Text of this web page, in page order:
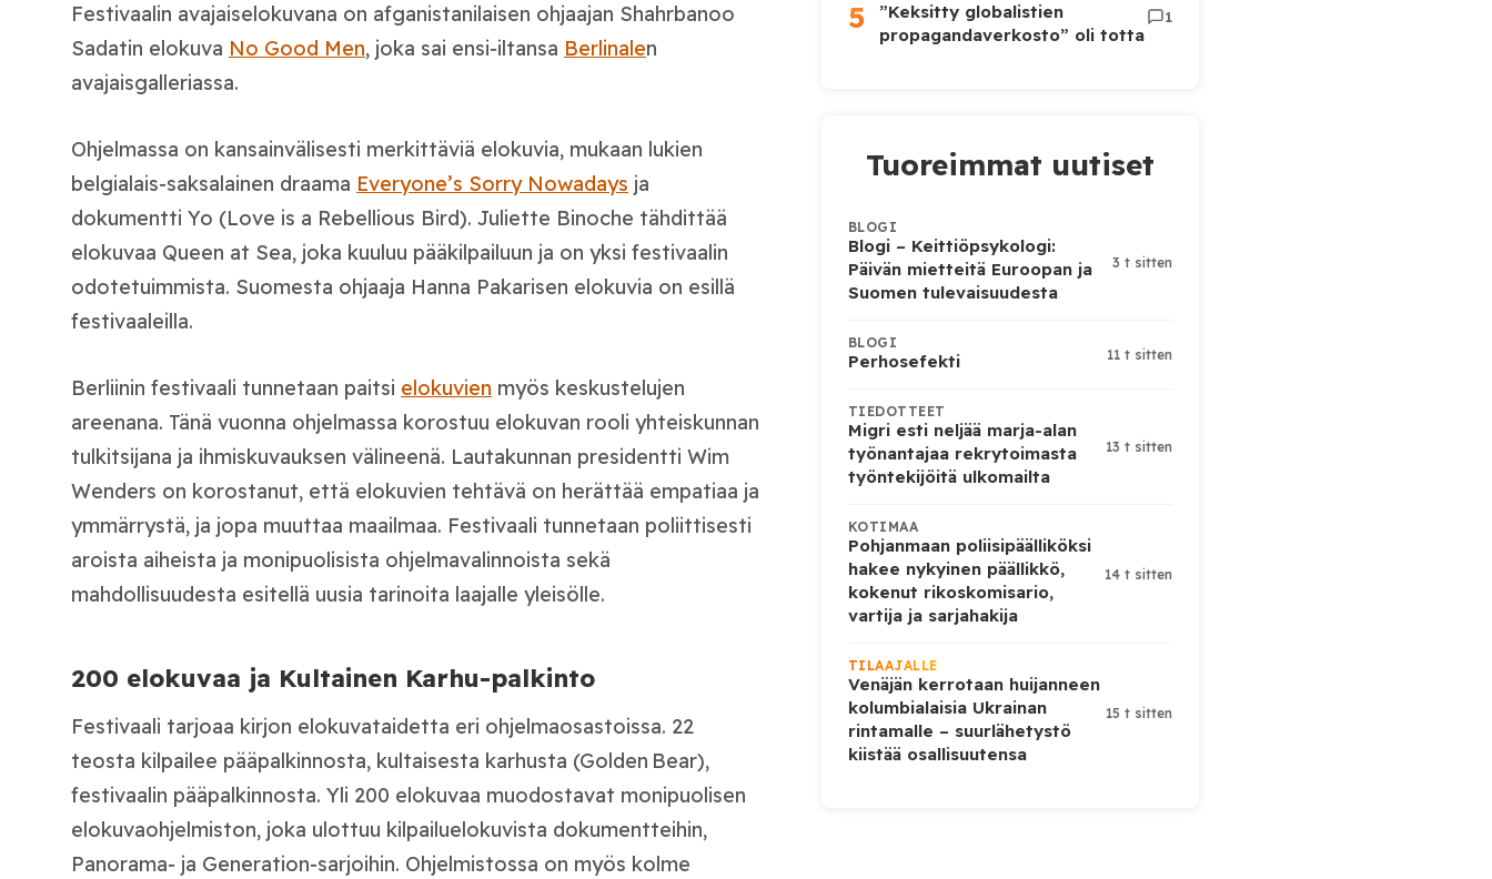
Festivaalin avajaiselokuvana on afganistanilaisen ohjaajan Shahrbanoo
Sadatin elokuva No Good Men, joka sai ensi‑iltansa Berlinalen
avajaisgalleriassa.
Ohjelmassa on kansainvälisesti merkittäviä elokuvia, mukaan lukien
belgialais‑saksalainen draama Everyone’s Sorry Nowadays ja
dokumentti Yo (Love is a Rebellious Bird). Juliette Binoche tähdittää
elokuvaa Queen at Sea, joka kuuluu pääkilpailuun ja on yksi festivaalin
odotetuimmista. Suomesta ohjaaja Hanna Pakarisen elokuvia on esillä
festivaaleilla.
Berliinin festivaali tunnetaan paitsi elokuvien myös keskustelujen
areenana. Tänä vuonna ohjelmassa korostuu elokuvan rooli yhteiskunnan
tulkitsijana ja ihmiskuvauksen välineenä. Lautakunnan presidentti Wim
Wenders on korostanut, että elokuvien tehtävä on herättää empatiaa ja
ymmärrystä, ja jopa muuttaa maailmaa. Festivaali tunnetaan poliittisesti
aroista aiheista ja monipuolisista ohjelmavalinnoista sekä
mahdollisuudesta esitellä uusia tarinoita laajalle yleisölle.
200 elokuvaa ja Kultainen Karhu-palkinto
Festivaali tarjoaa kirjon elokuvataidetta eri ohjelmaosastoissa. 22
teosta kilpailee pääpalkinnosta, kultaisesta karhusta (Golden Bear),
festivaalin pääpalkinnosta. Yli 200 elokuvaa muodostavat monipuolisen
elokuvaohjelmiston, joka ulottuu kilpailuelokuvista dokumentteihin,
Panorama‑ ja Generation‑sarjoihin. Ohjelmistossa on myös kolme
5
”Keksitty globalistien
propagandaverkosto” oli totta
1
Tuoreimmat uutiset
BLOGI
Blogi – Keittiöpsykologi:
Päivän mietteitä Euroopan ja
Suomen tulevaisuudesta
3 t sitten
BLOGI
Perhosefekti 11 t sitten
TIEDOTTEET
Migri esti neljää marja-alan
työnantajaa rekrytoimasta
työntekijöitä ulkomailta
13 t sitten
KOTIMAA
Pohjanmaan poliisipäälliköksi
hakee nykyinen päällikkö,
kokenut rikoskomisario,
vartija ja sarjahakija
14 t sitten
TILAAJALLE
Venäjän kerrotaan huijanneen
kolumbialaisia Ukrainan
rintamalle – suurlähetystö
kiistää osallisuutensa
15 t sitten